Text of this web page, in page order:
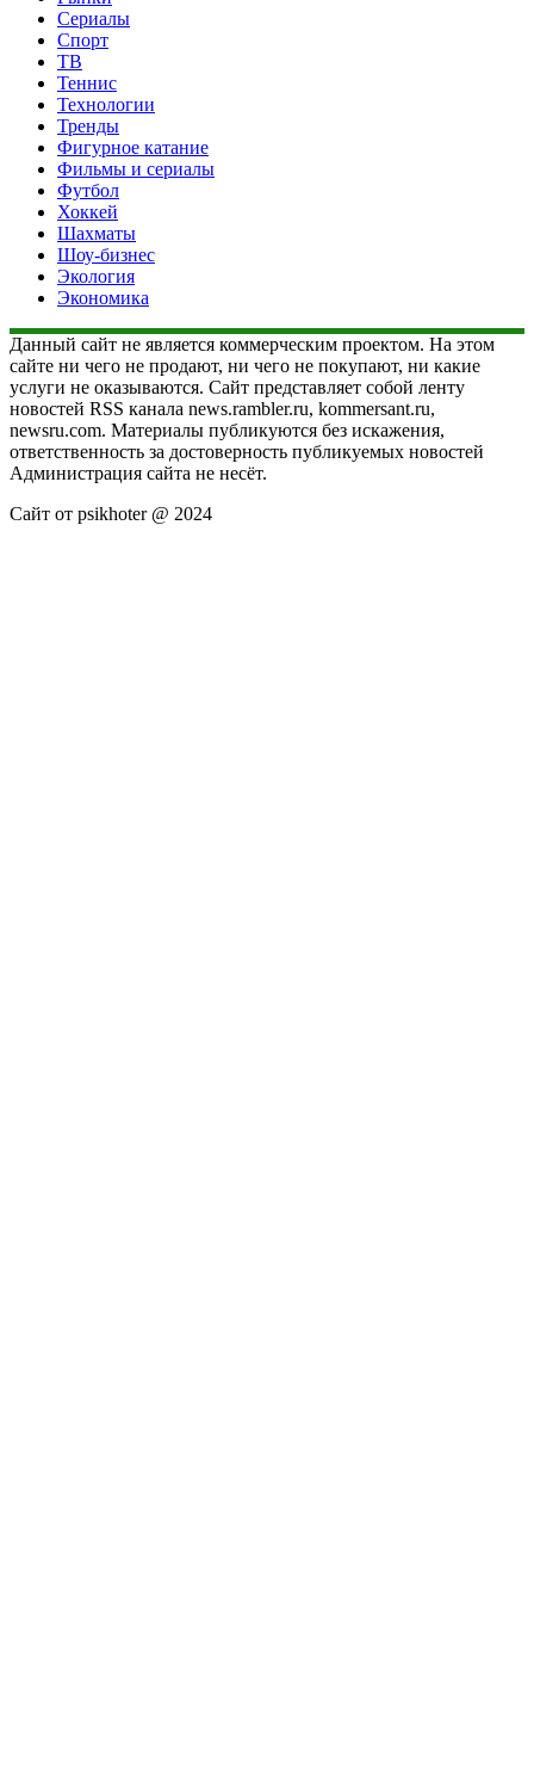
Сериалы
Спорт
ТВ
Теннис
Технологии
Тренды
Фигурное катание
Фильмы и сериалы
Футбол
Хоккей
Шахматы
Шоу-бизнес
Экология
Экономика
Данный сайт не является коммерческим проектом. На этом
сайте ни чего не продают, ни чего не покупают, ни какие
услуги не оказываются. Сайт представляет собой ленту
новостей RSS канала news.rambler.ru, kommersant.ru,
newsru.com. Материалы публикуются без искажения,
ответственность за достоверность публикуемых новостей
Администрация сайта не несёт.
Сайт от psikhoter @ 2024